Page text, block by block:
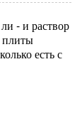
- и раствор
плиты
есть с